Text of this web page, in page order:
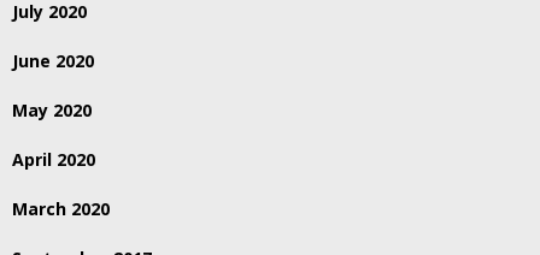
July 2020
June 2020
May 2020
April 2020
March 2020